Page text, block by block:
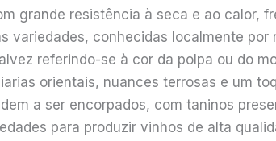
grande resistência à seca e ao calor,
conhecidas localmente por
referindo-se à cor da polpa ou do
orientais, nuances terrosas e um
a ser encorpados, com taninos
para produzir vinhos de alta